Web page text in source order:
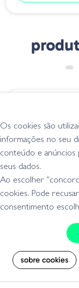
LC3.5x18 Aurora
Citrus
deep crankbait
condições de
Grilo Pesca - Loja de
Os cookies são
informações no seu
conteúdo e anúncios
seus dados.
Ao escolher
cookies. Pode
consentimento
sobre cookies